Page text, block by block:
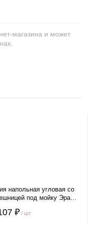
магазина и может
напольная угловая со
под мойку Эра
₽ / шт